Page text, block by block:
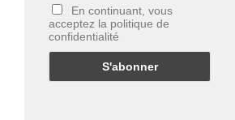
En continuant, vous
acceptez la politique de
confidentialité